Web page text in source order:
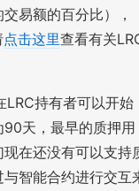
易额的百分比），
点击这里查看有关
LRC持有者可以开始
天，最早的质押用
在还没有可以支持
智能合约进行交互